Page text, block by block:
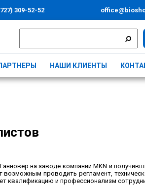
309-52-52
НАШИ КЛИЕНТЫ
на заводе компании МKN и
проводить регламент,
квалификацию и профессионализм